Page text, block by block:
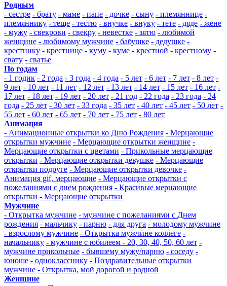
Родным
- сестре - брату - маме - папе - дочке - сыну - племяннице -
племяннику - теще - тестю - внучке - внуку - тете - дяде - жене
- мужу - свекрови - свекру - невестке - зятю - любимой
женщине - любимому мужчине - бабушке - дедушке -
крестнику - крестнице - куму - куме - крестной - крестному -
свату - сватье
По годам
- 1 годик - 2 года - 3 года - 4 года - 5 лет - 6 лет - 7 лет - 8 лет -
9 лет - 10 лет - 11 лет - 12 лет - 13 лет - 14 лет - 15 лет - 16 лет -
17 лет - 18 лет - 19 лет - 20 лет - 21 год - 22 года - 23 года - 24
года - 25 лет - 30 лет - 33 года - 35 лет - 40 лет - 45 лет - 50 лет -
55 лет - 60 лет - 65 лет - 70 лет - 75 лет - 80 лет
Анимация
- Анимационные открытки ко Дню Рождения - Мерцающие
открытки мужчине - Мерцающие открытки женщине -
Мерцающие открытки с цветами - Прикольные мерцающие
открытки - Мерцающие открытки девушке - Мерцающие
открытки подруге - Мерцающие открытки девочке -
Анимация gif, мерцающие - Мерцающие открытки с
пожеланиями с днем рождения - Красивые мерцающие
открытки - Мерцающие открытки
Мужчине
- Открытка мужчине - мужчине с пожеланиями с Днем
рождения - мальчику - парню - для друга - молодому мужчине
- взрослому мужчине - Открытка мужчине коллеге -
начальнику - мужчине с юбилеем - 20, 30, 40, 50, 60 лет -
мужчине прикольные - бывшему мужу/парню - соседу -
юноше - однокласснику - Поздравительные открытки
мужчине - Открытка, мой дорогой и родной
Женщине